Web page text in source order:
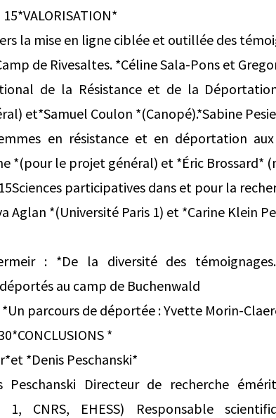
la mise en ligne ciblée et outillée des
de Rivesaltes. *Céline Sala-Pons et
de la Résistance et de la
et*Samuel Coulon *(Canopé).*Sabine
en résistance et en déportation
*(pour le projet général) et *Éric Brossard*
participatives dans et pour la
Aglan *(Université Paris 1) et *Carine Klein
: *De la diversité des
au camp de Buchenwald
*Un parcours de déportée : Yvette Morin-
*
*Denis Peschanski*
Directeur de recherche émérite
1, CNRS, EHESS) Responsable